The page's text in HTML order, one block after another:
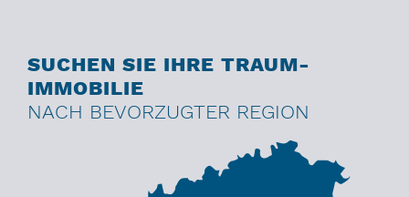
SUCHEN SIE IHRE TRAUM-
IMMOBILIE
NACH BEVORZUGTER REGION